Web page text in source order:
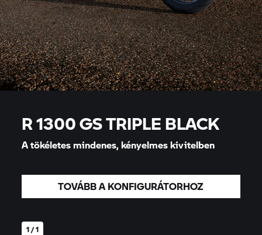
1 / 1
R 1300 GS TRIPLE BLACK
A tökéletes mindenes, kényelmes kivitelben
TOVÁBB A KONFIGURÁTORHOZ